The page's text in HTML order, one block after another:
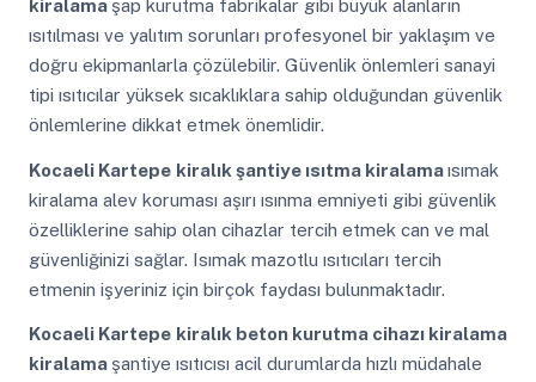
kiralama şap kurutma fabrikalar gibi büyük alanların
ısıtılması ve yalıtım sorunları profesyonel bir yaklaşım ve
doğru ekipmanlarla çözülebilir. Güvenlik önlemleri sanayi
tipi ısıtıcılar yüksek sıcaklıklara sahip olduğundan güvenlik
önlemlerine dikkat etmek önemlidir.
Kocaeli Kartepe kiralık şantiye ısıtma kiralamaısımak
kiralama alev koruması aşırı ısınma emniyeti gibi güvenlik
özelliklerine sahip olan cihazlar tercih etmek can ve mal
güvenliğinizi sağlar. Isımak mazotlu ısıtıcıları tercih
etmenin işyeriniz için birçok faydası bulunmaktadır.
Kocaeli Kartepe kiralık beton kurutma cihazı kiralama
kiralama şantiye ısıtıcısı acil durumlarda hızlı müdahale